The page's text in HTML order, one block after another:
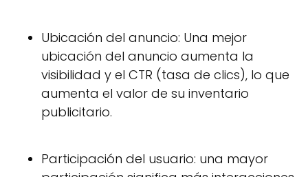
Ubicación del anuncio: Una mejor
ubicación del anuncio aumenta la
visibilidad y el CTR (tasa de clics), lo que
aumenta el valor de su inventario
publicitario.
Participación del usuario: una mayor